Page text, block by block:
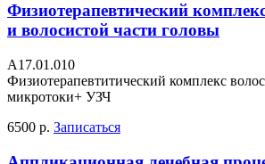
Физиотерапевтический
и волосистой части головы
A17.01.010
Физиотерапевтитический комплекс
микротоки+ УЗЧ
6500 р. Записаться